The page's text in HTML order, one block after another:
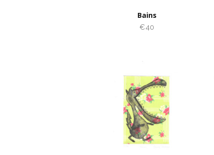
Bains
€40